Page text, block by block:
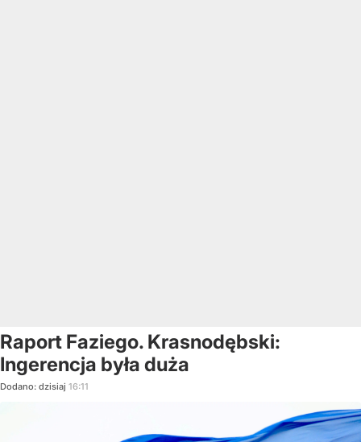
Raport Faziego. Krasnodębski:
Ingerencja była duża
Dodano: dzisiaj 16:11